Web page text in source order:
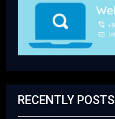
RECENTLY POSTS